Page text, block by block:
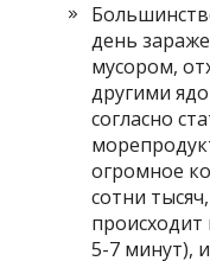
день
мусором,
другими
согласно
огромное
сотни
5-7 минут),